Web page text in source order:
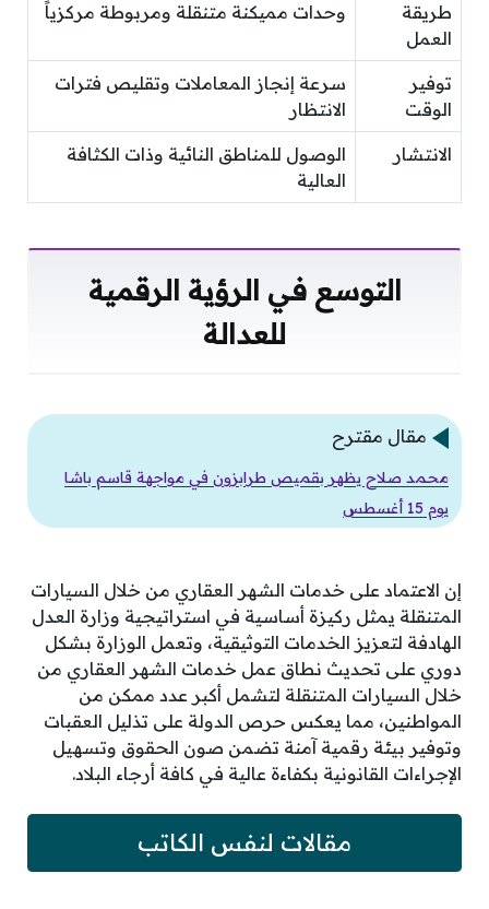
طريقة
العمل
وحدات مميكنة متنقلة ومربوطة مركزياً
توفير
الوقت
سرعة إنجاز المعاملات وتقليص فترات
الانتظار
الانتشار
الوصول للمناطق النائية وذات الكثافة
العالية
التوسع في الرؤية الرقمية
للعدالة
مقال مقترح
محمد صلاح يظهر بقميص طرابزون في مواجهة قاسم باشا
يوم 15 أغسطس
إن الاعتماد على خدمات الشهر العقاري من خلال السيارات
المتنقلة يمثل ركيزة أساسية في استراتيجية وزارة العدل
الهادفة لتعزيز الخدمات التوثيقية، وتعمل الوزارة بشكل
دوري على تحديث نطاق عمل خدمات الشهر العقاري من
خلال السيارات المتنقلة لتشمل أكبر عدد ممكن من
المواطنين، مما يعكس حرص الدولة على تذليل العقبات
وتوفير بيئة رقمية آمنة تضمن صون الحقوق وتسهيل
الإجراءات القانونية بكفاءة عالية في كافة أرجاء البلاد.
مقالات لنفس الكاتب